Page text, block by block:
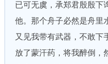
已可无虞，承郑君殷殷下
他。那个舟子必然是舟里
又见我带有武器，不敢下
放了蒙汗药，将我醉倒，